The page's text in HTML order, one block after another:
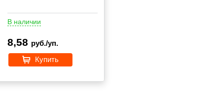
В наличии
8,58 руб./уп.
Купить